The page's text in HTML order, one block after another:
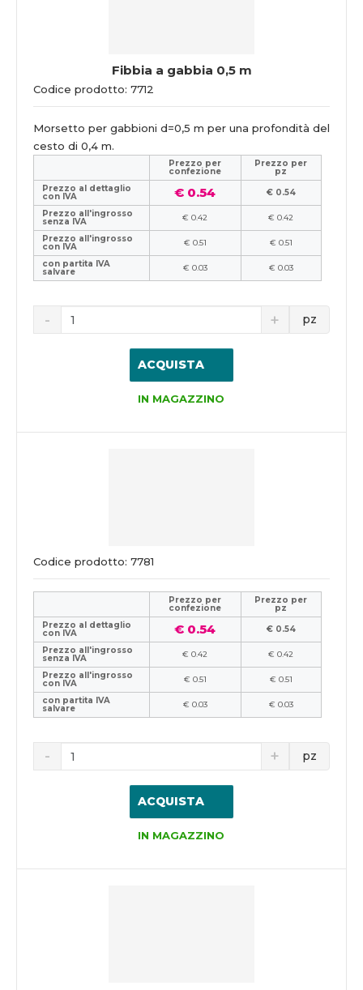
Fibbia a gabbia 0,5 m
Codice prodotto: 7712
Morsetto per gabbioni d=0,5 m per una profondità del
cesto di 0,4 m.
Prezzo per
confezione
Prezzo per
pz
Prezzo al dettaglio
con IVA € 0.54
€ 0.54
Prezzo all'ingrosso
senza IVA € 0.42
€ 0.42
Prezzo all'ingrosso
con IVA € 0.51
€ 0.51
con partita IVA
salvare € 0.03 € 0.03
pz
ACQUISTA
IN MAGAZZINO
Codice prodotto: 7781
Prezzo per
confezione
Prezzo per
pz
Prezzo al dettaglio
con IVA € 0.54
€ 0.54
Prezzo all'ingrosso
senza IVA € 0.42
€ 0.42
Prezzo all'ingrosso
con IVA € 0.51
€ 0.51
con partita IVA
salvare € 0.03 € 0.03
pz
ACQUISTA
IN MAGAZZINO